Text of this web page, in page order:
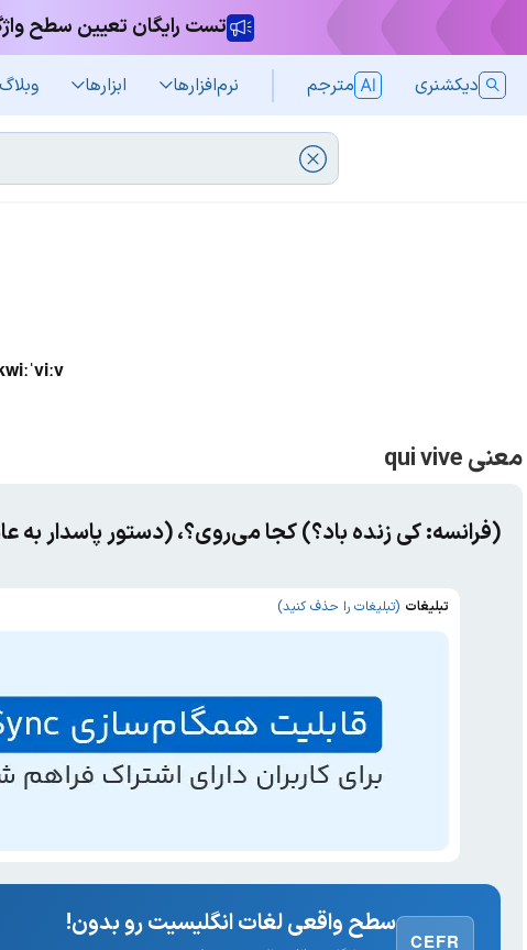
تست رایگان تعیین سطح
دیکشنری مترجم نرم‌افزار‌ها ابزارها وبلاگ
معنی qui vive
(فرانسه: کی زنده باد؟) کجا می‌روی؟، (دستور پاسدار
تبلیغات (تبلیغات را حذف کنید)
CEFR
سطح واقعی لغات انگلیسیت رو بدون!